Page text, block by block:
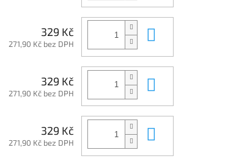
329 Kč
271,90 Kč bez DPH
329 Kč
271,90 Kč bez DPH
329 Kč
271,90 Kč bez DPH